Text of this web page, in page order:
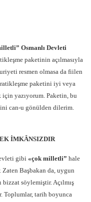
Osmanlı Devleti
paketinin açılmasıyla
resmen olmasa da fiilen
paketini iyi veya
yazıyorum. Paketin, bu
can-u gönülden dilerim.
İMKÂNSIZDIR
gibi«çok milletli”hale
Zaten Başbakan da, uygun
bizzat söylemiştir. Açılmış
Toplumlar, tarih boyunca